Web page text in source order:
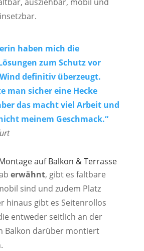
haben mich die
zum Schutz vor
definitiv überzeugt.
man sicher eine Hecke
das macht viel Arbeit und
meinem Geschmack.“
auf Balkon & Terrasse
erwähnt, gibt es faltbare
sind und zudem Platz
hinaus gibt es Seitenrollos
entweder seitlich an der
Balkon darüber montiert